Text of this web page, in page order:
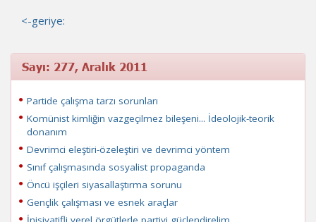
<-geriye:
Sayı: 277, Aralık 2011
Partide çalışma tarzı sorunları
Komünist kimliğin vazgeçilmez bileşeni... İdeolojik-teorik
donanım
Devrimci eleştiri-özeleştiri ve devrimci yöntem
Sınıf çalışmasında sosyalist propaganda
Öncü işçileri siyasallaştırma sorunu
Gençlik çalışması ve esnek araçlar